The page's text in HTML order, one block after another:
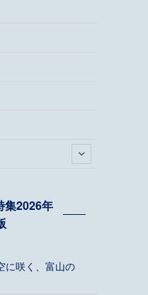
集2026年
に咲く、富山の